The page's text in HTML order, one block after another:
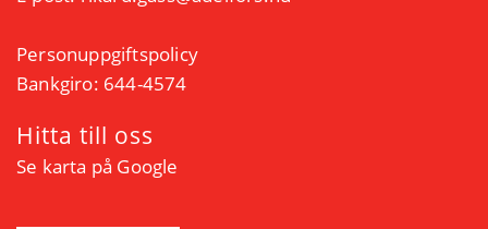
Personuppgiftspolicy
Bankgiro: 644-4574
Hitta till oss
Se karta på Google